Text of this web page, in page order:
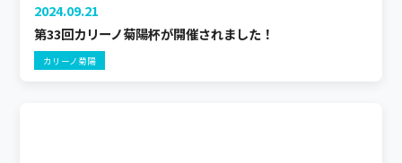
2024.09.21
第33回カリーノ菊陽杯が開催されました！
カリーノ菊陽